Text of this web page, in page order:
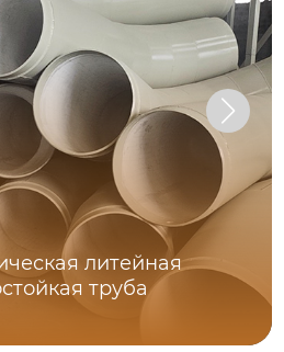
литейная
труба